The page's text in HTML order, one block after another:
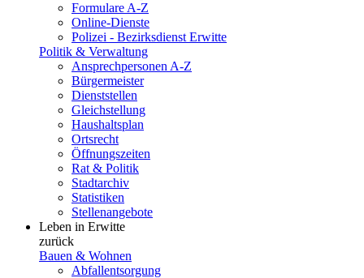
Formulare A-Z
Online-Dienste
Polizei - Bezirksdienst Erwitte
Politik & Verwaltung
Ansprechpersonen A-Z
Bürgermeister
Dienststellen
Gleichstellung
Haushaltsplan
Ortsrecht
Öffnungszeiten
Rat & Politik
Stadtarchiv
Statistiken
Stellenangebote
Leben in Erwitte
zurück
Bauen & Wohnen
Abfallentsorgung